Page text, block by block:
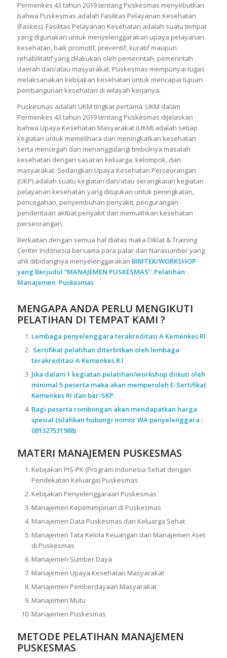
Permenkes 43 tahun 2019 tentang Puskesmas menyebutkan
bahwa Puskesmas adalah Fasilitas Pelayanan Kesehatan
(Faskes). Fasilitas Pelayanan Kesehatan adalah suatu tempat
yang digunakan untuk menyelenggarakan upaya pelayanan
kesehatan, baik promotif, preventif, kuratif maupun
rehabilitatif yang dilakukan oleh pemerintah, pemerintah
daerah dan/atau masyarakat. Puskesmas mempunyai tugas
melaksanakan kebijakan kesehatan untuk mencapai tujuan
pembangunan kesehatan di wilayah kerjanya.
Puskesmas adalah UKM tingkat pertama. UKM dalam
Permenkes 43 tahun 2019 tentang Puskesmas dijelaskan
bahwa Upaya Kesehatan Masyarakat (UKM) adalah setiap
kegiatan untuk memelihara dan meningkatkan kesehatan
serta mencegah dan menanggulangi timbulnya masalah
kesehatan dengan sasaran keluarga, kelompok, dan
masyarakat. Sedangkan Upaya Kesehatan Perseorangan
(UKP) adalah suatu kegiatan dan/atau serangkaian kegiatan
pelayanan kesehatan yang ditujukan untuk peningkatan,
pencegahan, penyembuhan penyakit, pengurangan
penderitaan akibat penyakit dan memulihkan kesehatan
perseorangan.
Berkaitan dengan semua hal diatas maka Diklat & Training
Center Indonesia bersama para palar dan Narasumber yang
ahli dibidangnya menyelenggarakan BIMTEK/WORKSHOP
yang Berjudul “MANAJEMEN PUSKESMAS”. Pelatihan
Manajemen Puskesmas
MENGAPA ANDA PERLU MENGIKUTI
PELATIHAN DI TEMPAT KAMI ?
Lembaga penyelenggara terakreditasi A Kemenkes RI
Sertifikat pelatihan diterbitkan oleh lembaga
terakreditasi A Kemenkes R.I
Jika dalam 1 kegiatan pelatihan/workshop diikuti oleh
minimal 5 peserta maka akan memperoleh E-Sertifikat
Kemenkes RI dan ber-SKP
Bagi peserta rombongan akan mendapatkan harga
spesial (silahkan hubungi nomor WA penyelenggara :
081327531988)
MATERI MANAJEMEN PUSKESMAS
Kebijakan PIS-PK (Program Indonesia Sehat dengan
Pendekatan Keluarga) Puskesmas
Kebijakan Penyelenggaraan Puskesmas
Manajemen Kepemimpinan di Puskesmas
Manajemen Data Puskesmas dan Keluarga Sehat
Manajemen Tata Kelola Keuangan dan Manajemen Aset
di Puskesmas
Manajemen Sumber Daya
Manajemen Upaya Kesehatan Masyarakat
Manajemen Pemberdayaan Masyarakat
Manajemen Mutu
Manajemen Puskesmas
METODE PELATIHAN MANAJEMEN
PUSKESMAS